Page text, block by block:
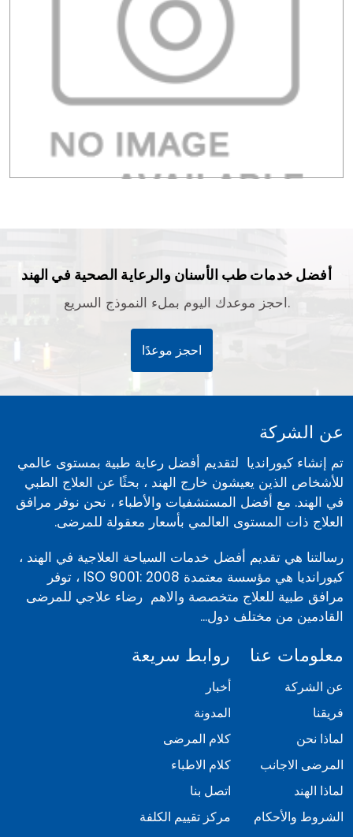
أفضل خدمات طب الأسنان والرعاية الصحية في الهند
احجز موعدك اليوم بملء النموذج السريع.
احجز موعدًا
عن الشركة
تم إنشاء كيورانديا لتقديم أفضل رعاية طبية بمستوى عالمي
للأشخاص الذين يعيشون خارج الهند ، بحثًا عن العلاج الطبي
في الهند. مع أفضل المستشفيات والأطباء ، نحن نوفر مرافق
العلاج ذات المستوى العالمي بأسعار معقولة للمرضى.
رسالتنا هي تقديم أفضل خدمات السياحة العلاجية في الهند ،
كيورانديا هي مؤسسة معتمدة ISO 9001: 2008 ، توفر
مرافق طبية للعلاج متخصصة والاهم رضاء علاجي للمرضى
القادمين من مختلف دول...
معلومات عنا
عن الشركة
فريقنا
لماذا نحن
المرضى الاجانب
لماذا الهند
الشروط والأحكام
روابط سريعة
أخبار
المدونة
كلام المرضى
كلام الاطباء
اتصل بنا
مركز تقييم الكلفة